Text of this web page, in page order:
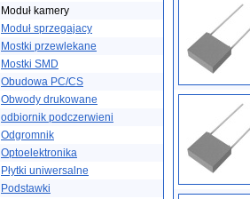
Moduł kamery
Moduł sprzegajacy
Mostki przewlekane
Mostki SMD
Obudowa PC/CS
Obwody drukowane
odbiornik podczerwieni
Odgromnik
Optoelektronika
Płytki uniwersalne
Podstawki